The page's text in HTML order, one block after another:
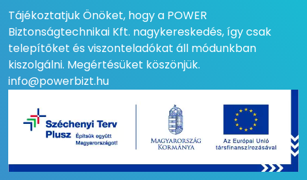
Tájékoztatjuk Önöket, hogy a POWER
Biztonságtechnikai Kft. nagykereskedés, így csak
telepítőket és viszonteladókat áll módunkban
kiszolgálni. Megértésüket köszönjük.
info@powerbizt.hu